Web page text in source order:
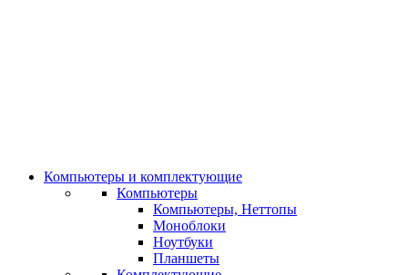
Компьютеры и комплектующие
Компьютеры
Компьютеры, Неттопы
Моноблоки
Ноутбуки
Планшеты